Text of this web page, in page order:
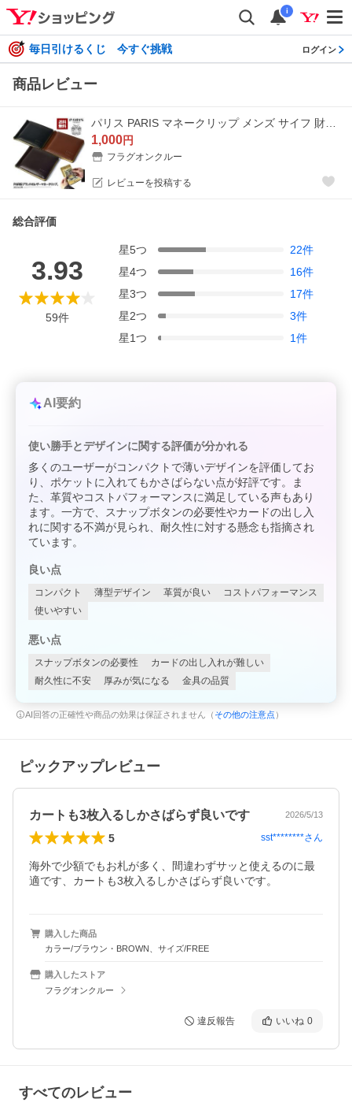
i
毎日引けるくじ 今すぐ挑戦 ログイン
商品レビュー
1,000円
フラグオンクルー
レビューを投稿する
総合評価
3.93
59件
星5つ 22件
星4つ 16件
星3つ 17件
星2つ 3件
星1つ 1件
AI要約
使い勝手とデザインに関する評価が分かれる
多くのユーザーがコンパクトで薄いデザインを評価してお
り、ポケットに入れてもかさばらない点が好評です。ま
た、革質やコストパフォーマンスに満足している声もあり
ます。一方で、スナップボタンの必要性やカードの出し入
れに関する不満が見られ、耐久性に対する懸念も指摘され
ています。
良い点
コンパクト 薄型デザイン 革質が良い
コストパフォーマンス
使いやすい
悪い点
スナップボタンの必要性
カードの出し入れが難しい
耐久性に不安
厚みが気になる 金具の品質
AI回答の正確性や商品の効果は保証されません（ その他の注意点 ）
ピックアップレビュー
カートも3枚入るしかさばらず良いです 2026/5/13
5 sst********さん
海外で少額でもお札が多く、間違わずサッと使えるのに最
適です、カートも3枚入るしかさばらず良いです。
購入した商品
カラー/ブラウン・BROWN、サイズ/FREE
購入したストア
フラグオンクルー
違反報告 いいね 0
すべてのレビュー